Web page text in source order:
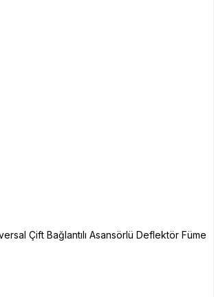
Çift Bağlantılı Asansörlü Deflektör Füme